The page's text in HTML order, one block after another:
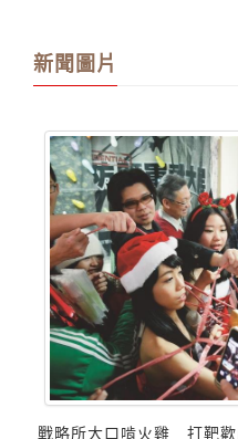
新聞圖片
戰略所大口啃火雞 打靶